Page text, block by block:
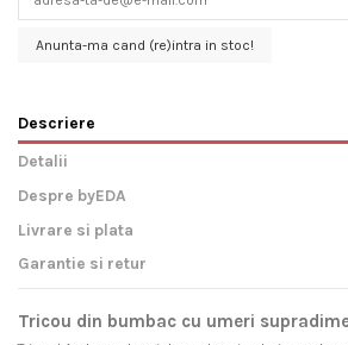
Anunta-ma cand (re)intra in stoc!
Descriere
Detalii
Despre byEDA
Livrare si plata
Garantie si retur
Tricou din bumbac cu umeri